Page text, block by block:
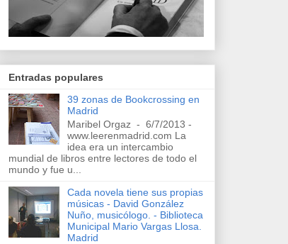
Entradas populares
39 zonas de Bookcrossing en
Madrid
Maribel Orgaz - 6/7/2013 -
www.leerenmadrid.com La
idea era un intercambio
mundial de libros entre lectores de todo el
mundo y fue u...
Cada novela tiene sus propias
músicas - David González
Nuño, musicólogo. - Biblioteca
Municipal Mario Vargas Llosa.
Madrid